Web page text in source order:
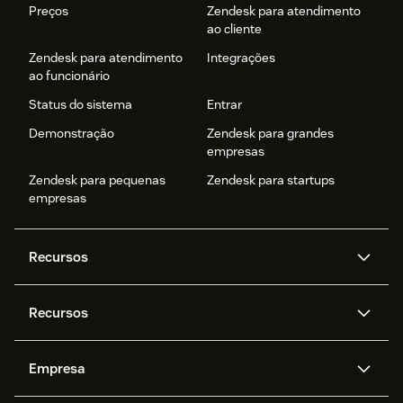
Preços
Zendesk para atendimento
ao cliente
Zendesk para atendimento
ao funcionário
Integrações
Status do sistema
Entrar
Demonstração
Zendesk para grandes
empresas
Zendesk para pequenas
empresas
Zendesk para startups
Recursos
Zendesk AI
Mensagens e chat em tempo
real
Privacidade e proteção de
Recursos
API e desenvolvedores
Empresa